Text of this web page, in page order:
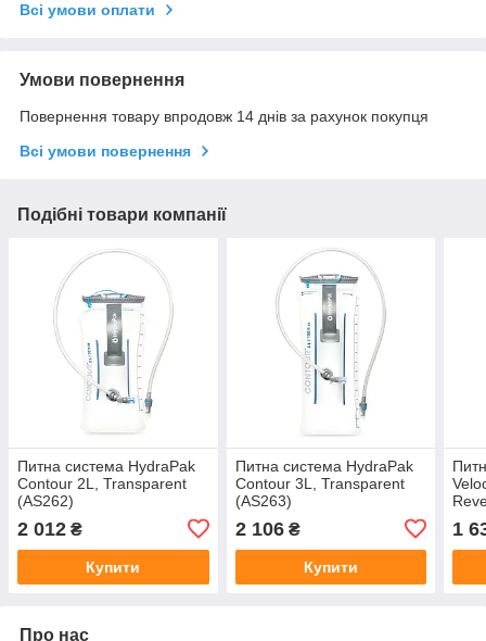
Всі умови оплати
Умови повернення
Повернення товару впродовж 14 днів за рахунок покупця
Всі умови повернення
Подібні товари компанії
Питна система HydraPak
Contour 2L, Transparent
(AS262)
2 012 ₴
Купити
Питна система HydraPak
Contour 3L, Transparent
(AS263)
2 106₴
Купити
1
Про нас